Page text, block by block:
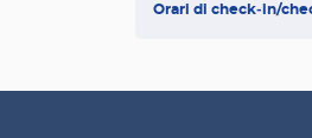
Orari di check‑in/